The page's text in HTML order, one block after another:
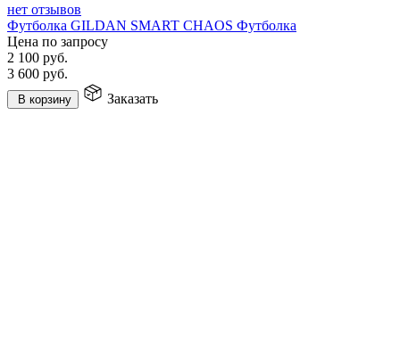
нет отзывов
Футболка GILDAN SMART CHAOS Футболка
Цена по запросу
2 100 руб.
3 600 руб.
В корзину Заказать